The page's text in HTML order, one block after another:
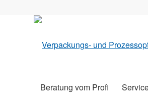
Beratung vom Profi